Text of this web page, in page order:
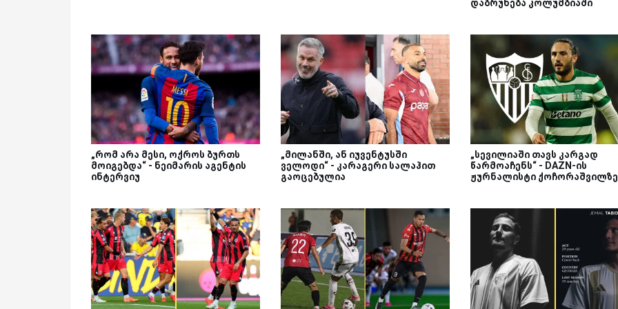
დაბრუნება კოლუმბიაში
„რომ არა მესი, ოქროს ბურთს
მოიგებდა“ - ნეიმარის აგენტის
ინტერვიუ
„მილანში, ან იუვენტუსში
ველოდი“ - კარაგერი სალაჰით
გაოცებულია
„სევილიაში თავს კარგად
წარმოაჩენს“ - DAZN-ის
ჟურნალისტი ქოჩორაშვილზე